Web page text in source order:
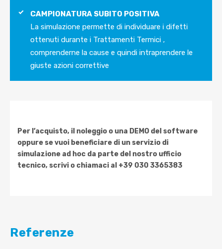
CAMPIONATURA SUBITO POSITIVA
La simulazione permette di individuare i difetti
ottenuti durante i Trattamenti Termici ,
comprenderne la cause e quindi intraprendere le
giuste azioni correttive
Per l’acquisto, il noleggio o una DEMO del software
oppure se vuoi beneficiare di un servizio di
simulazione ad hoc da parte del nostro ufficio
tecnico, scrivi o chiamaci al +39 030 3365383
Referenze